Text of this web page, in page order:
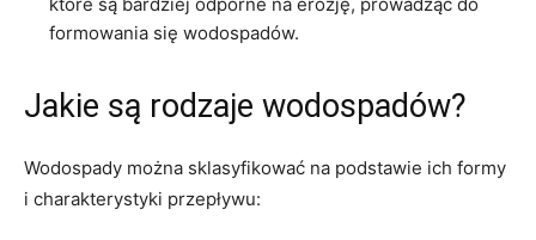
formowania się wodospadów.
Jakie są rodzaje wodospadów?
Wodospady można sklasyfikować na podstawie ich formy
i charakterystyki przepływu: